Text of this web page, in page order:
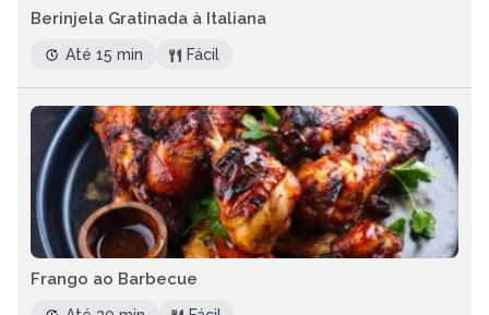
Berinjela Gratinada à Italiana
Até 15 min Fácil
Frango ao Barbecue